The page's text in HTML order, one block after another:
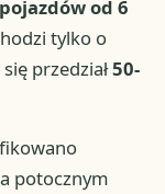
od 6
tylko o
przedział50-
potocznym